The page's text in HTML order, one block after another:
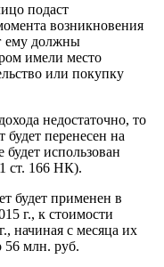
подаст
возникновения
ему должны
имели место
или покупку
недостаточно, то
перенесен на
использован
ст. 166 НК).
будет применен в
г., к стоимости
начиная с месяца их
56 млн. руб.